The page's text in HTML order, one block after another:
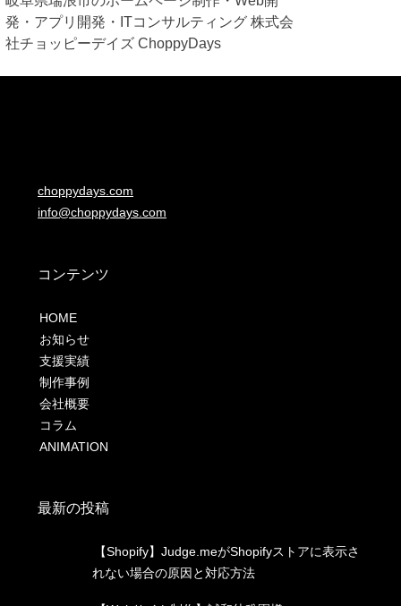
発・アプリ開発・ITコンサルティング 株式会
社チョッピーデイズ ChoppyDays
choppydays.com
info@choppydays.com
コンテンツ
HOME
お知らせ
支援実績
制作事例
会社概要
コラム
ANIMATION
最新の投稿
【Shopify】Judge.meがShopifyストアに表示さ
れない場合の原因と対応方法